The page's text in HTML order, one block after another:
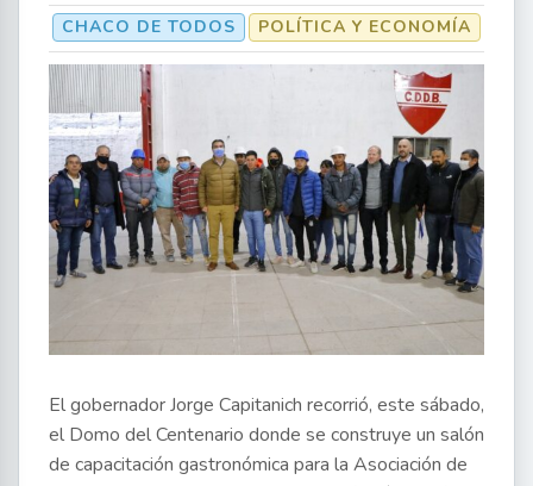
CHACO DE TODOS POLÍTICA Y ECONOMÍA
El gobernador Jorge Capitanich recorrió, este sábado,
el Domo del Centenario donde se construye un salón
de capacitación gastronómica para la Asociación de